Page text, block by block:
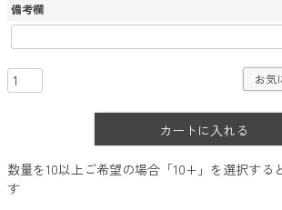
備考欄
お気
カートに入れる
数量を10以上ご希望の場合「10+」を選択する
す